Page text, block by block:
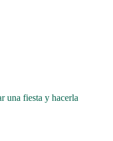
una fiesta y hacerla